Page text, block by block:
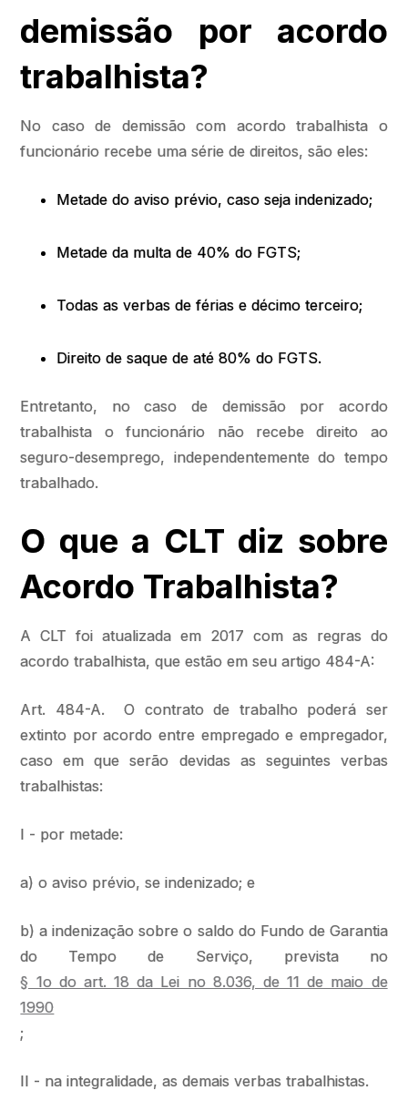
demissão por acordo
trabalhista?
No caso de demissão com acordo trabalhista o
funcionário recebe uma série de direitos, são eles:
Metade do aviso prévio, caso seja indenizado;
Metade da multa de 40% do FGTS;
Todas as verbas de férias e décimo terceiro;
Direito de saque de até 80% do FGTS.
Entretanto, no caso de demissão por acordo
trabalhista o funcionário não recebe direito ao
seguro-desemprego, independentemente do tempo
trabalhado.
O que a CLT diz sobre
Acordo Trabalhista?
A CLT foi atualizada em 2017 com as regras do
acordo trabalhista, que estão em seu artigo 484-A:
Art. 484-A. O contrato de trabalho poderá ser
extinto por acordo entre empregado e empregador,
caso em que serão devidas as seguintes verbas
trabalhistas:
I - por metade:
a) o aviso prévio, se indenizado; e
b) a indenização sobre o saldo do Fundo de Garantia
do Tempo de Serviço, prevista no
§ 1o do art. 18 da Lei no 8.036, de 11 de maio de
1990
;
II - na integralidade, as demais verbas trabalhistas.